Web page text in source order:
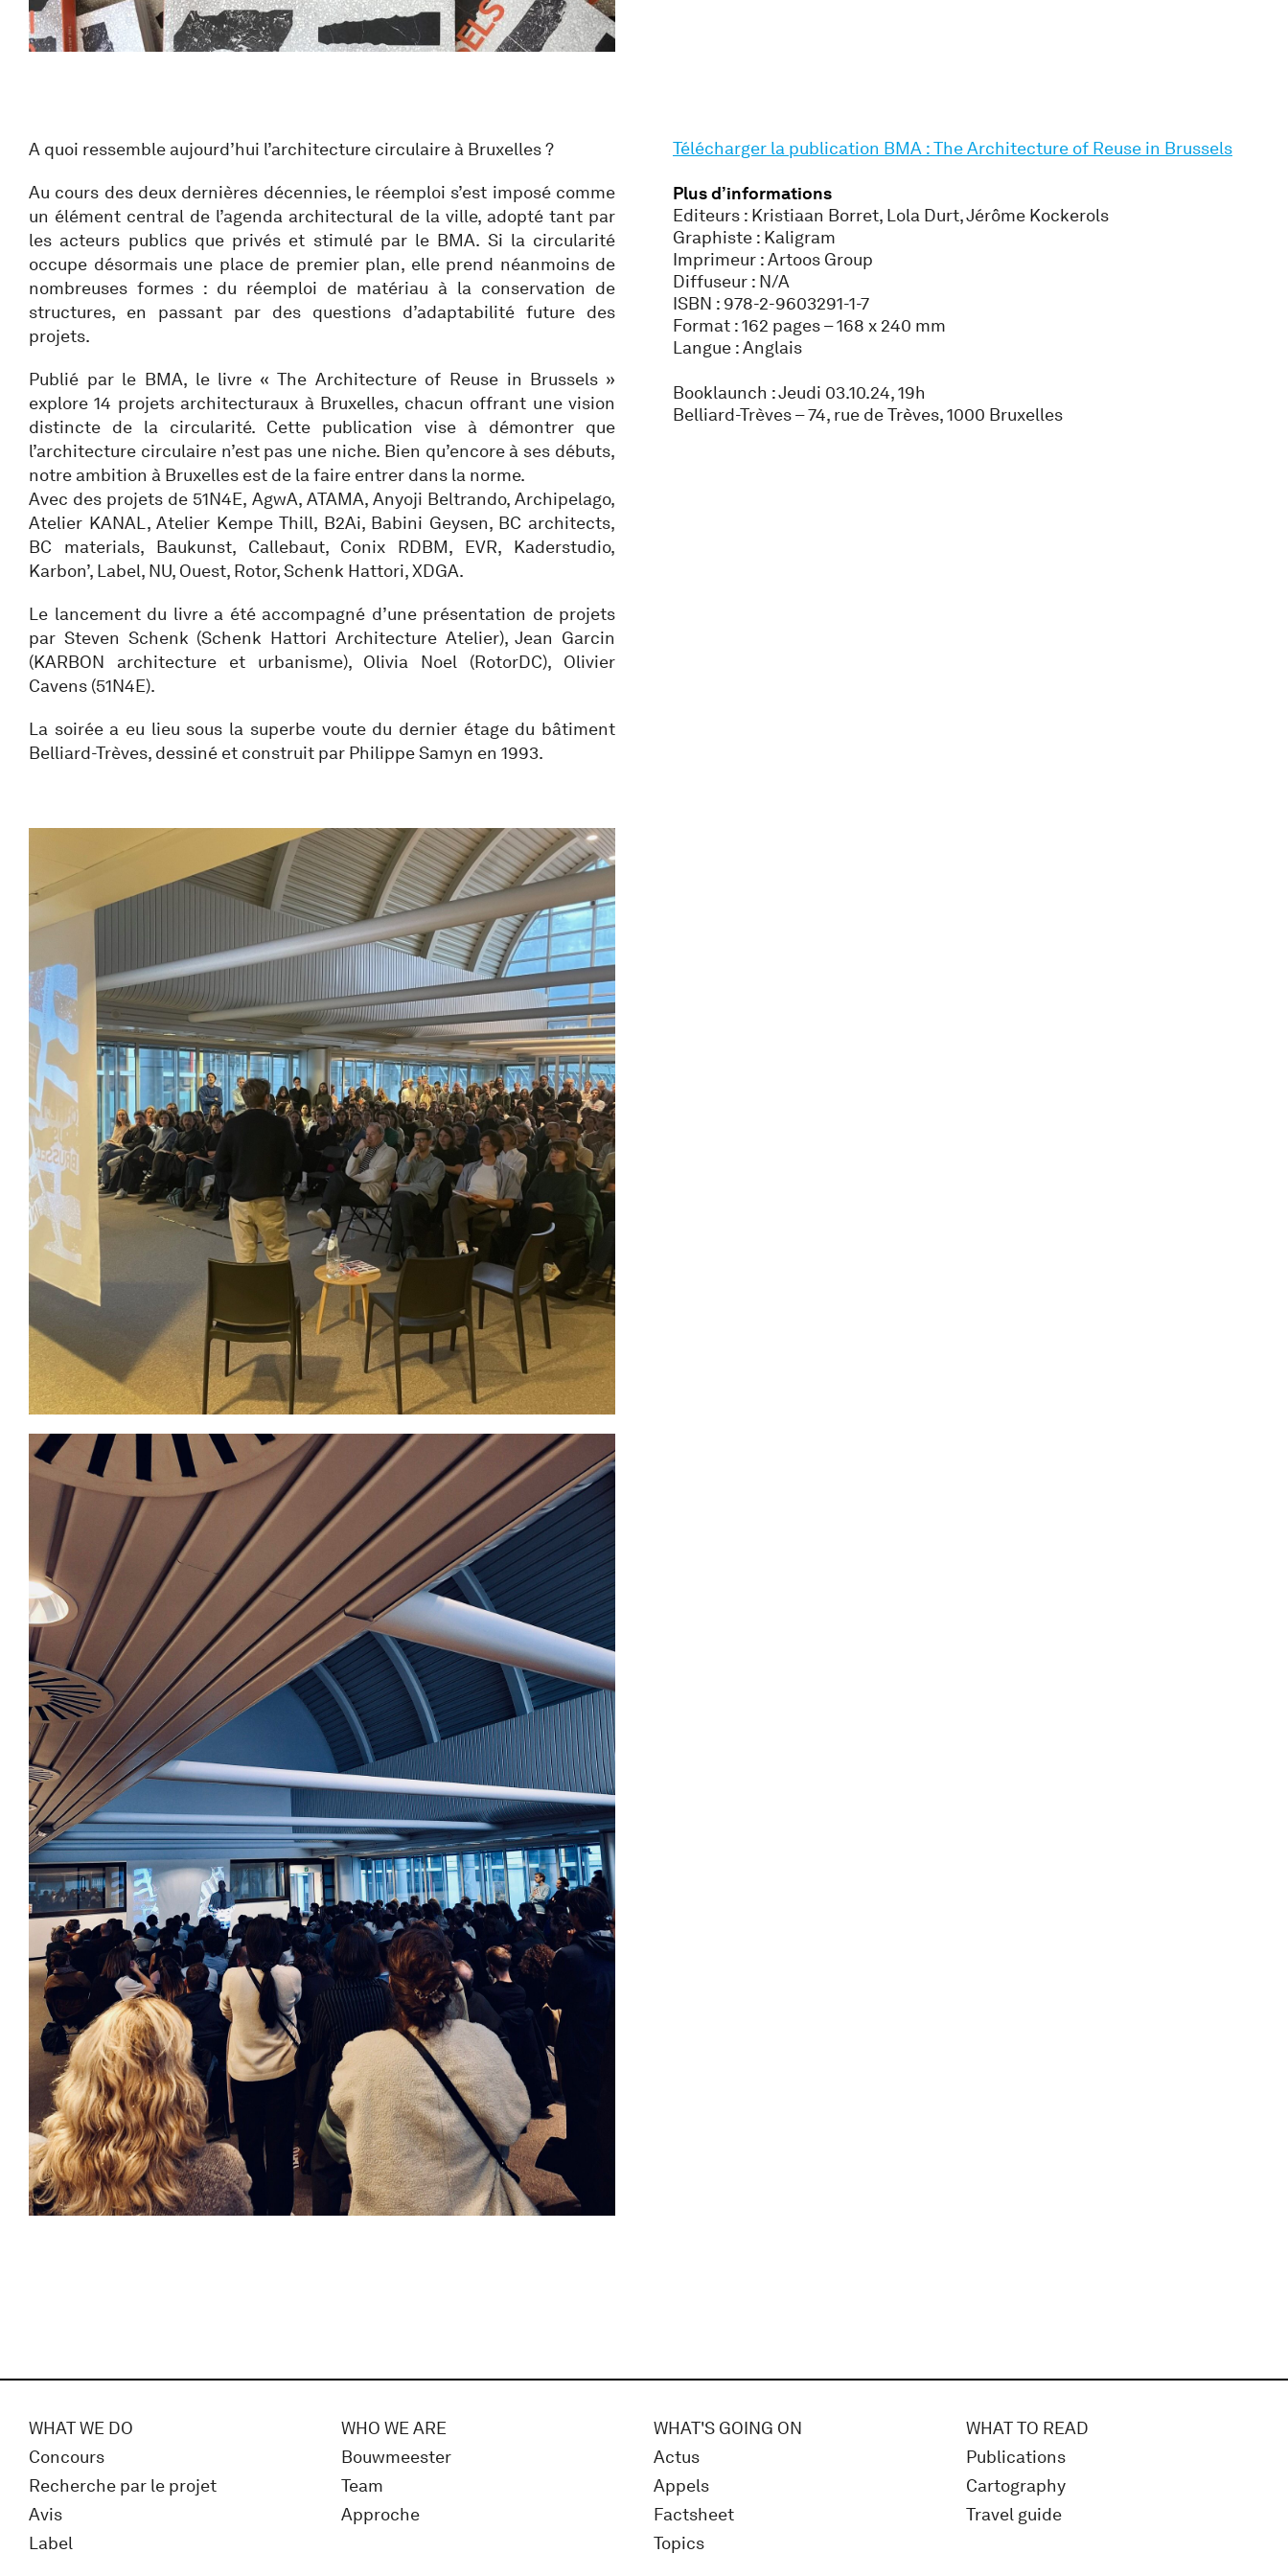
A quoi ressemble aujourd’hui l’architecture circulaire à Bruxelles ?
Au cours des deux dernières décennies, le réemploi s’est imposé comme
un élément central de l’agenda architectural de la ville, adopté tant par
les acteurs publics que privés et stimulé par le BMA. Si la circularité
occupe désormais une place de premier plan, elle prend néanmoins de
nombreuses formes : du réemploi de matériau à la conservation de
structures, en passant par des questions d’adaptabilité future des
projets.
Publié par le BMA, le livre « The Architecture of Reuse in Brussels »
explore 14 projets architecturaux à Bruxelles, chacun offrant une vision
distincte de la circularité. Cette publication vise à démontrer que
l’architecture circulaire n’est pas une niche. Bien qu’encore à ses débuts,
notre ambition à Bruxelles est de la faire entrer dans la norme.
Avec des projets de 51N4E, AgwA, ATAMA, Anyoji Beltrando, Archipelago,
Atelier KANAL, Atelier Kempe Thill, B2Ai, Babini Geysen, BC architects,
BC materials, Baukunst, Callebaut, Conix RDBM, EVR, Kaderstudio,
Karbon’, Label, NU, Ouest, Rotor, Schenk Hattori, XDGA.
Le lancement du livre a été accompagné d’une présentation de projets
par Steven Schenk (Schenk Hattori Architecture Atelier), Jean Garcin
(KARBON architecture et urbanisme), Olivia Noel (RotorDC), Olivier
Cavens (51N4E).
La soirée a eu lieu sous la superbe voute du dernier étage du bâtiment
Belliard-Trèves, dessiné et construit par Philippe Samyn en 1993.
Télécharger la publication BMA : The Architecture of Reuse in Brussels
Plus d’informations
Editeurs : Kristiaan Borret, Lola Durt, Jérôme Kockerols
Graphiste : Kaligram
Imprimeur : Artoos Group
Diffuseur : N/A
ISBN : 978-2-9603291-1-7
Format : 162 pages – 168 x 240 mm
Langue : Anglais
Booklaunch : Jeudi 03.10.24, 19h
Belliard-Trèves – 74, rue de Trèves, 1000 Bruxelles
WHAT WE DO
Concours
Recherche par le projet
Avis
Label
WHO WE ARE
Bouwmeester
Team
Approche
WHAT'S GOING ON
Actus
Appels
Factsheet
Topics
WHAT TO READ
Publications
Cartography
Travel guide